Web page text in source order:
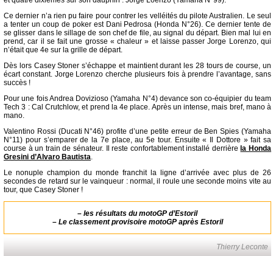
Ce dernier n’a rien pu faire pour contrer les velléités du pilote Australien. Le seul
a tenter un coup de poker est Dani Pedrosa (Honda N°26). Ce dernier tente de
se glisser dans le sillage de son chef de file, au signal du départ. Bien mal lui en
prend, car il se fait une grosse « chaleur » et laisse passer Jorge Lorenzo, qui
n’était que 4e sur la grille de départ.
Dès lors Casey Stoner s’échappe et maintient durant les 28 tours de course, un
écart constant. Jorge Lorenzo cherche plusieurs fois à prendre l’avantage, sans
succès !
Pour une fois Andrea Dovizioso (Yamaha N°4) devance son co-équipier du team
Tech 3 : Cal Crutchlow, et prend la 4e place. Après un intense, mais bref, mano à
mano.
Valentino Rossi (Ducati N°46) profite d’une petite erreur de Ben Spies (Yamaha
N°11) pour s’emparer de la 7e place, au 5e tour. Ensuite « Il Dottore » fait sa
course à un train de sénateur. Il reste confortablement installé derrière la Honda
Gresini d’Alvaro Bautista.
Le nonuple champion du monde franchit la ligne d’arrivée avec plus de 26
secondes de retard sur le vainqueur : normal, il roule une seconde moins vite au
tour, que Casey Stoner !
– les résultats du motoGP d’Estoril
– Le classement provisoire motoGP après Estoril
Thierry Leconte